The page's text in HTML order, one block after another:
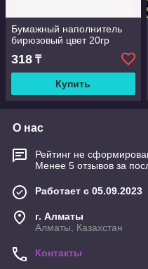
Бумажный наполнитель
бирюзовый цвет 20гр
318 ₸
Купить
О нас
Рейтинг не
Менее 5 отзывов за
Работает с 05.09.2023
г. Алматы
Алматы, Казахстан
Контакты